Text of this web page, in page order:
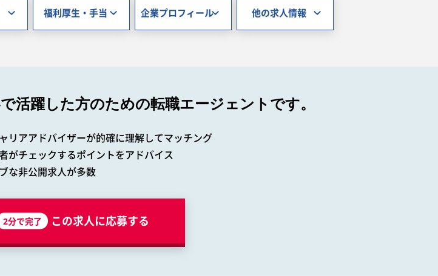
福利厚生・手当 企業プロフィール 他の求人情報
活躍した方のための転職エージェントです。
リアアドバイザーが的確に理解してマッチング
がチェックするポイントをアドバイス
な非公開求人が多数
2分で完了 この求人に応募する